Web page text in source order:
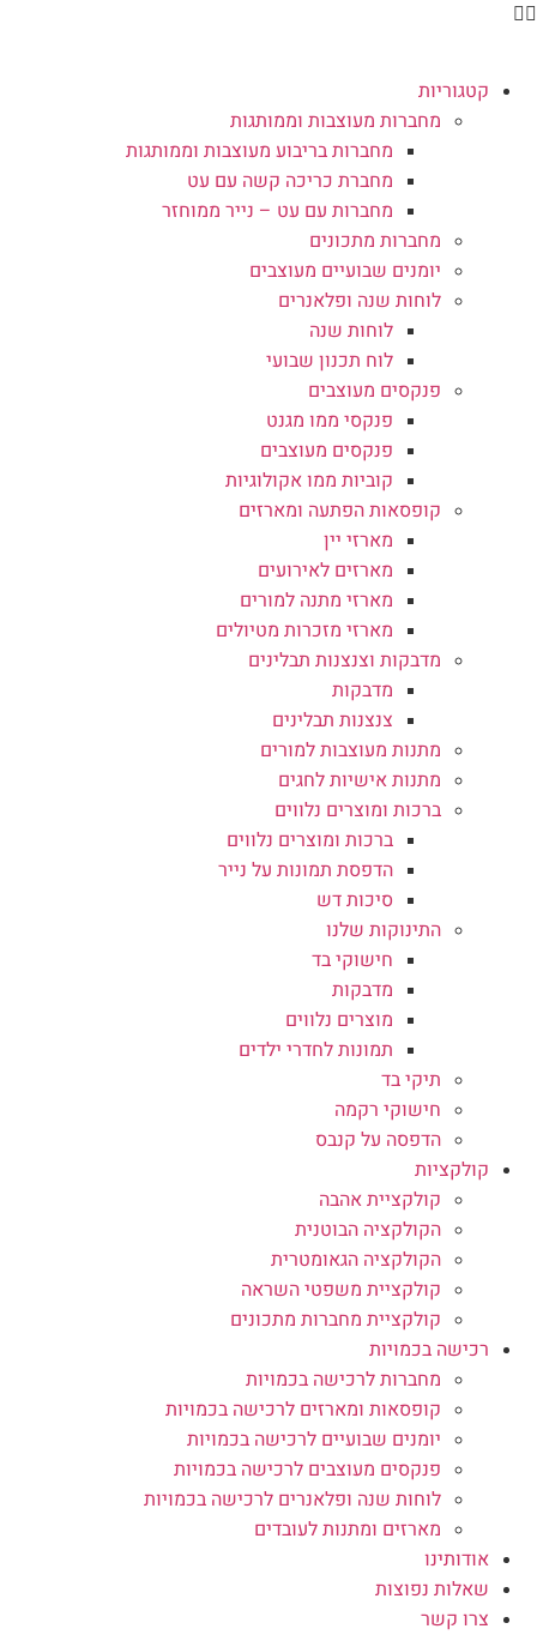
קטגוריות
מחברות מעוצבות וממותגות
מחברות בריבוע מעוצבות וממותגות
מחברת כריכה קשה עם עט
מחברות עם עט – נייר ממוחזר
מחברות מתכונים
יומנים שבועיים מעוצבים
לוחות שנה ופלאנרים
לוחות שנה
לוח תכנון שבועי
פנקסים מעוצבים
פנקסי ממו מגנט
פנקסים מעוצבים
קוביות ממו אקולוגיות
קופסאות הפתעה ומארזים
מארזי יין
מארזים לאירועים
מארזי מתנה למורים
מארזי מזכרות מטיולים
מדבקות וצנצנות תבלינים
מדבקות
צנצנות תבלינים
מתנות מעוצבות למורים
מתנות אישיות לחגים
ברכות ומוצרים נלווים
ברכות ומוצרים נלווים
הדפסת תמונות על נייר
סיכות דש
התינוקות שלנו
חישוקי בד
מדבקות
מוצרים נלווים
תמונות לחדרי ילדים
תיקי בד
חישוקי רקמה
הדפסה על קנבס
קולקציות
קולקציית אהבה
הקולקציה הבוטנית
הקולקציה הגאומטרית
קולקציית משפטי השראה
קולקציית מחברות מתכונים
רכישה בכמויות
מחברות לרכישה בכמויות
קופסאות ומארזים לרכישה בכמויות
יומנים שבועיים לרכישה בכמויות
פנקסים מעוצבים לרכישה בכמויות
לוחות שנה ופלאנרים לרכישה בכמויות
מארזים ומתנות לעובדים
אודותינו
שאלות נפוצות
צרו קשר